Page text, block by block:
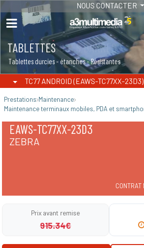
NOUS CONTACTER
TABLETTES
Tablettes durcies - étanches - Résistantes
TC77 ANDROID (EAWS-TC77XX-23D3)
Prestations Maintenance
Maintenance terminaux mobiles, PDA et
EAWS-TC77XX-23D3
ZEBRA
CONTRAT
Prix avant remise
915.34€